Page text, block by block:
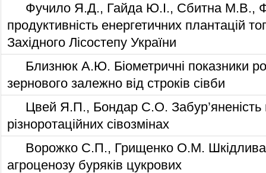
Фучило Я.Д., Гайда Ю.І., Сбитна М.В.,
продуктивність енергетичних плантацій
Західного Лісостепу України
Близнюк А.Ю. Біометричні показники
зернового залежно від строків сівби
Цвей Я.П., Бондар С.О. Забур’яненість
різноротаційних сівозмінах
Ворожко С.П., Грищенко О.М.
агроценозу буряків цукрових